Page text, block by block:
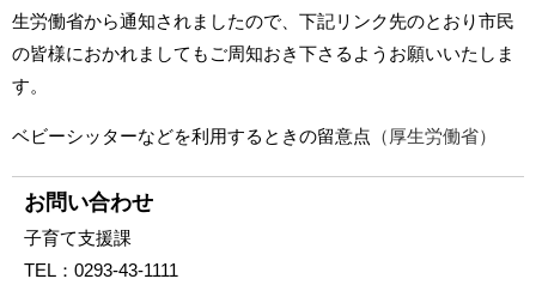
生労働省から通知されましたので、下記リンク先のとおり市民
の皆様におかれましてもご周知おき下さるようお願いいたしま
す。
ベビーシッターなどを利用するときの留意点 （厚生労働省）
お問い合わせ
子育て支援課
TEL： 0293-43-1111